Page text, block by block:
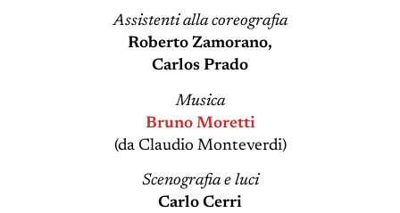
Assistenti alla coreografia
Roberto Zamorano,
Carlos Prado
Musica
Bruno Moretti
(da Claudio Monteverdi)
Scenografia e luci
Carlo Cerri